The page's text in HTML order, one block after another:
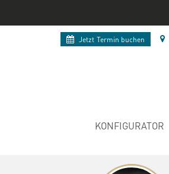
Jetzt Termin buchen
KONFIGURATOR